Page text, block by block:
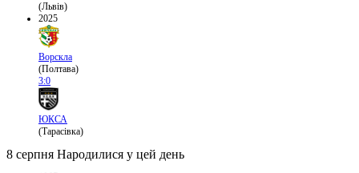
(Львів)
2025
Ворскла
(Полтава)
3:0
ЮКСА
(Тарасівка)
8 серпня Народилися у цей день